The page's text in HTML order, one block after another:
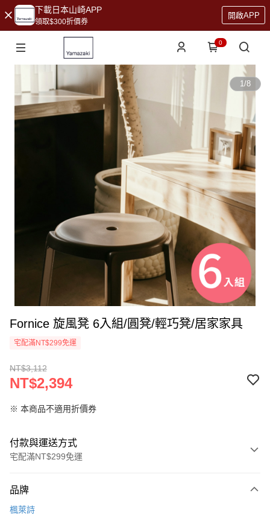
下載日本山崎APP
領取$300折價券
開啟APP
0
1/8
Fornice 旋風凳 6入組/圓凳/輕巧凳/居家家具
宅配滿NT$299免運
NT$3,112
NT$2,394
※ 本商品不適用折價券
付款與運送方式
宅配滿NT$299免運
信用卡一次付款
品牌
楓萊詩